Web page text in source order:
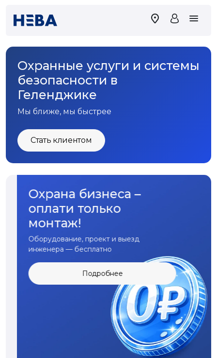
Охранные услуги и системы
безопасности в
Геленджике
Мы ближе, мы быстрее
Стать клиентом
Охрана бизнеса –
оплати только
монтаж!
Оборудование, проект и выезд
инженера — бесплатно
Подробнее